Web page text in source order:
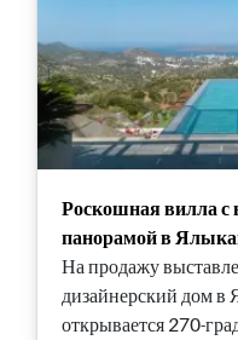
Роскошная вилла с
панорамой в
На продажу
дизайнерский дом в
открывается 270-